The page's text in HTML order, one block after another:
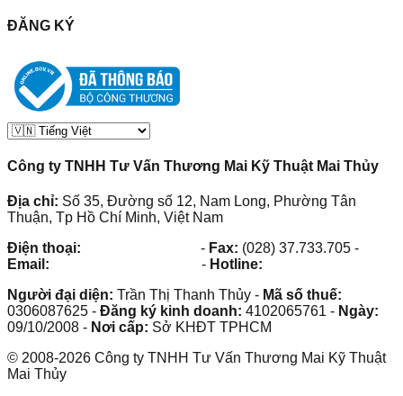
ĐĂNG KÝ
Công ty TNHH Tư Vấn Thương Mai Kỹ Thuật Mai Thủy
Địa chỉ: Số 35, Đường số 12, Nam Long, Phường Tân
Thuận, Tp Hồ Chí Minh, Việt Nam
Điện thoại:
- Fax: (028) 37.733.705 -
Email:
- Hotline:
Người đại diện: Trần Thị Thanh Thủy - Mã số thuế:
0306087625 - Đăng ký kinh doanh: 4102065761 - Ngày:
09/10/2008 - Nơi cấp: Sở KHĐT TPHCM
© 2008-2026 Công ty TNHH Tư Vấn Thương Mai Kỹ Thuật
Mai Thủy